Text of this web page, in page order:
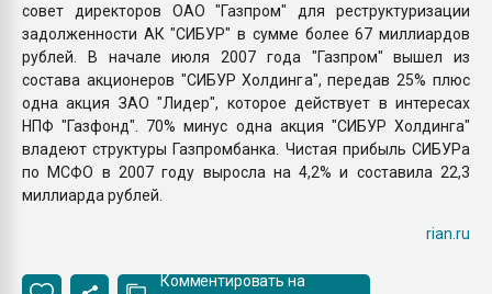
совет директоров ОАО "Газпром" для реструктуризации
задолженности АК "СИБУР" в сумме более 67 миллиардов
рублей. В начале июля 2007 года "Газпром" вышел из
состава акционеров "СИБУР Холдинга", передав 25% плюс
одна акция ЗАО "Лидер", которое действует в интересах
НПФ "Газфонд". 70% минус одна акция "СИБУР Холдинга"
владеют структуры Газпромбанка. Чистая прибыль СИБУРа
по МСФО в 2007 году выросла на 4,2% и составила 22,3
миллиарда рублей.
rian.ru
Комментировать на